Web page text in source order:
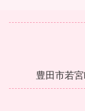
豊田市若